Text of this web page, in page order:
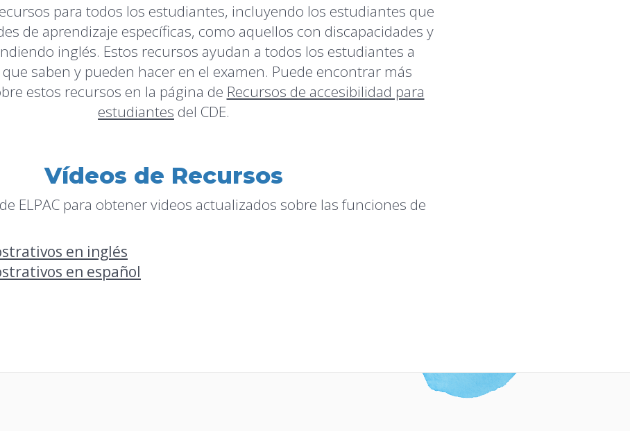
para todos los estudiantes, incluyendo los estudiantes que
de aprendizaje específicas, como aquellos con discapacidades y
inglés. Estos recursos ayudan a todos los estudiantes a
saben y pueden hacer en el examen. Puede encontrar más
estos recursos en la página de Recursos de accesibilidad para
estudiantes del CDE.
Vídeos de Recursos
ELPAC para obtener videos actualizados sobre las funciones de
en inglés
en español